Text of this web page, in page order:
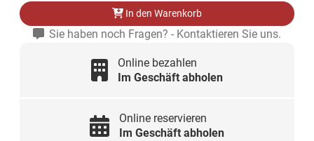
In den Warenkorb
Sie haben noch Fragen? - Kontaktieren Sie uns.
Online bezahlen
Im Geschäft abholen
Online reservieren
Im Geschäft abholen